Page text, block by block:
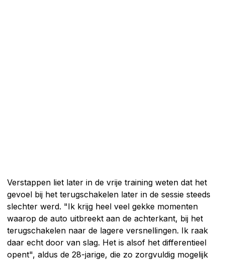
Verstappen liet later in de vrije training weten dat het
gevoel bij het terugschakelen later in de sessie steeds
slechter werd. "Ik krijg heel veel gekke momenten
waarop de auto uitbreekt aan de achterkant, bij het
terugschakelen naar de lagere versnellingen. Ik raak
daar echt door van slag. Het is alsof het differentieel
opent", aldus de 28-jarige, die zo zorgvuldig mogelijk